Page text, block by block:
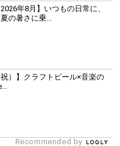
年8月】いつもの日常に、
の暑さに乗...
祝）】クラフトビール×音楽の
Recommended by